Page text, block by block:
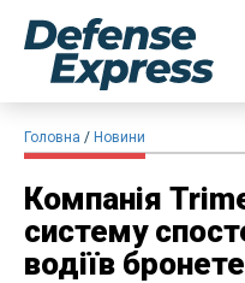
Головна Новини
Компанія
систему
водіїв